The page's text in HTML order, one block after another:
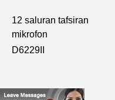
12 saluran tafsiran
mikrofon
D6229II